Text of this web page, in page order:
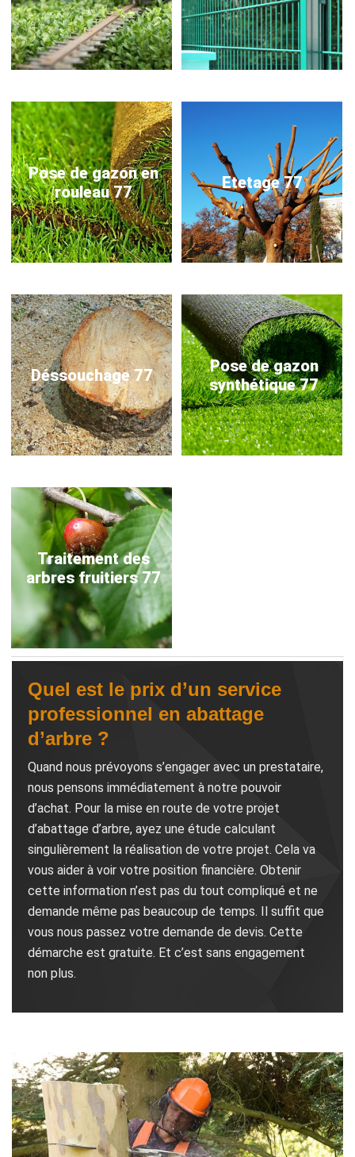
Pose de gazon en
rouleau 77
Etetage 77
Déssouchage 77
Pose de gazon
synthétique 77
Traitement des
arbres fruitiers 77
Quel est le prix d’un service
professionnel en abattage
d’arbre ?
Quand nous prévoyons s’engager avec un prestataire,
nous pensons immédiatement à notre pouvoir
d’achat. Pour la mise en route de votre projet
d’abattage d’arbre, ayez une étude calculant
singulièrement la réalisation de votre projet. Cela va
vous aider à voir votre position financière. Obtenir
cette information n’est pas du tout compliqué et ne
demande même pas beaucoup de temps. Il suffit que
vous nous passez votre demande de devis. Cette
démarche est gratuite. Et c’est sans engagement
non plus.